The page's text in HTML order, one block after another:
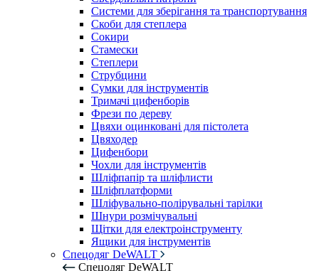
Системи для зберігання та транспортування
Скоби для степлера
Сокири
Стамески
Степлери
Струбцини
Сумки для інструментів
Тримачі цифенборів
Фрези по дереву
Цвяхи оцинковані для пістолета
Цвяходер
Цифенбори
Чохли для інструментів
Шліфпапір та шліфлисти
Шліфплатформи
Шліфувально-полірувальні тарілки
Шнури розмічувальні
Щітки для електроінструменту
Ящики для інструментів
Спецодяг DeWALT
Спецодяг DeWALT